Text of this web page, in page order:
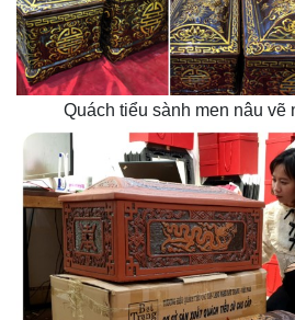
Quách tiểu sành men nâu vẽ